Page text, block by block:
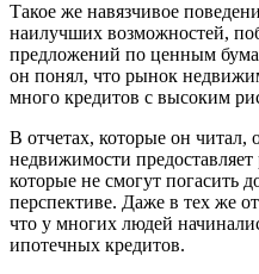
Такое же навязчивое
наилучших возможностей,
предложений по ценным
он понял, что рынок
много кредитов с высоким
В отчетах, которые он читал,
недвижимости
которые не смогут погасить
перспективе. Даже в тех же
что у многих людей
ипотечных кредитов.